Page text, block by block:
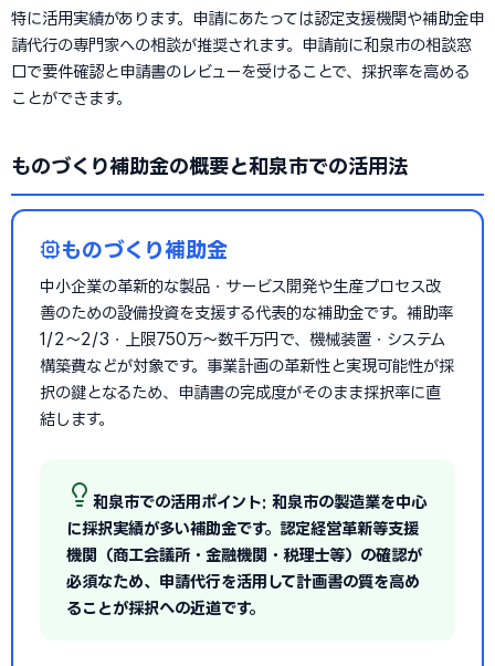
特に活用実績があります。申請にあたっては認定支援機関や補助金申
請代行の専門家への相談が推奨されます。申請前に和泉市の相談窓
口で要件確認と申請書のレビューを受けることで、採択率を高める
ことができます。
ものづくり補助金の概要と和泉市での活用法
ものづくり補助金
中小企業の革新的な製品・サービス開発や生産プロセス改
善のための設備投資を支援する代表的な補助金です。補助率
1/2〜2/3・上限750万〜数千万円で、機械装置・システム
構築費などが対象です。事業計画の革新性と実現可能性が採
択の鍵となるため、申請書の完成度がそのまま採択率に直
結します。
和泉市での活用ポイント: 和泉市の製造業を中心
に採択実績が多い補助金です。認定経営革新等支援
機関（商工会議所・金融機関・税理士等）の確認が
必須なため、申請代行を活用して計画書の質を高め
ることが採択への近道です。